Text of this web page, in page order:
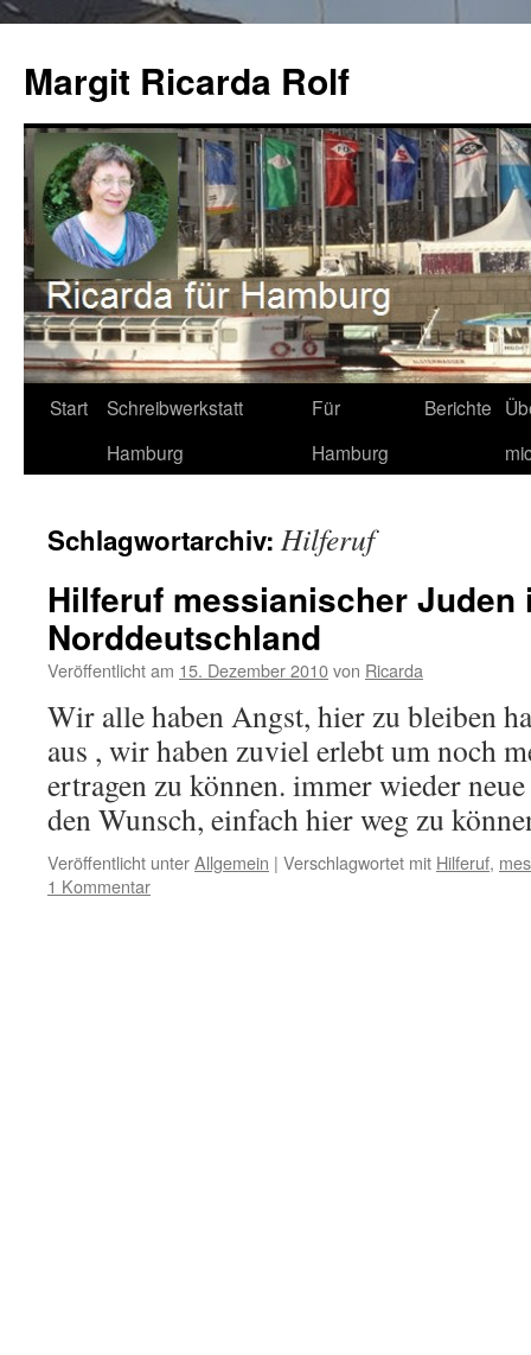
springen
Margit Ricarda Rolf
Start
Schreibwerkstatt
Hamburg
Für
Hamburg
Berichte
Schlagwortarchiv: Hilferuf
Hilferuf messianischer Juden
Norddeutschland
Veröffentlicht am 15. Dezember 2010von Ricarda
Wir alle haben Angst, hier zu bleiben
aus , wir haben zuviel erlebt um noch
ertragen zu können. immer wieder
den Wunsch, einfach hier weg zu
Veröffentlicht unterAllgemein | Verschlagwortet mit Hilferuf,
1 Kommentar